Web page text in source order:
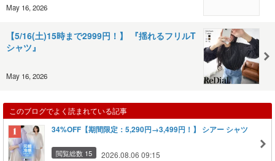
May 16, 2026
【5/16(土)15時まで2999円！】 『揺れるフリルT
シャツ』
May 16, 2026
このブログでよく読まれている記事
34%OFF【期間限定：5,290円→3,499円！】 シアー シャツ
閲覧総数 15 2026.08.06 09:15